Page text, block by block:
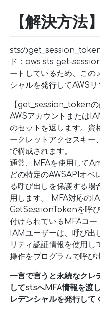
【解決方法】
stsの
ド：aws sts get-
ートしているため、この
シャルを発行してAWSリ
【get_session_tokenの
AWSアカウントまたは
のセットを返します。資
ークレットアクセスキー
で構成されます。
通常、MFAを使用して
どの特定のAWSAPIオペ
る呼び出しを保護する
用します。 MFA対応の
GetSessionTokenを呼
付けられているMFAコー
IAMユーザーは、呼び出
リティ認証情報を使用し
操作をプログラムで呼び
一言で言うと永続なクレ
してstsへMFA情報を渡
レデンシャルを発行して